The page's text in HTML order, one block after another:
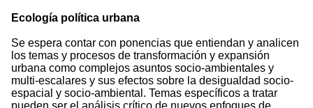
Ecología política urbana
Se espera contar con ponencias que entiendan y analicen
los temas y procesos de transformación y expansión
urbana como complejos asuntos socio-ambientales y
multi-escalares y sus efectos sobre la desigualdad socio-
espacial y socio-ambiental. Temas específicos a tratar